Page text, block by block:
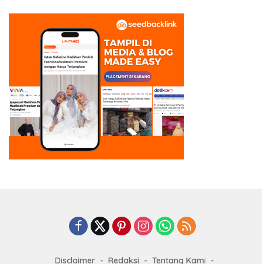
Disclaimer Redaksi Tentang Kami